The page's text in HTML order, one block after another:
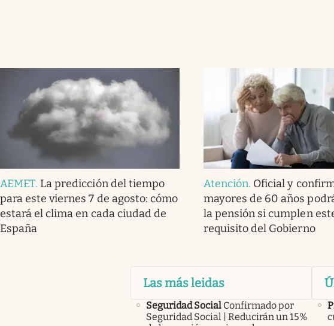
AEMET. La predicción del tiempo
para este viernes 7 de agosto: cómo
estará el clima en cada ciudad de
España
Atención. Oficial y
mayores de 60 años
la pensión si cumplen
requisito del Gobierno
Las más leidas
Seguridad Social Confirmado por
Seguridad Social | Reducirán un 15%